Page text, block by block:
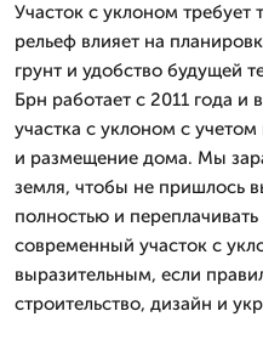
Участок с уклоном требует
рельеф влияет на
грунт и удобство будущей
Брн работает с 2011 года и
участка с уклоном с
и размещение дома. Мы
земля, чтобы не пришлось
полностью и
современный участок с
выразительным, если
строительство, дизайн и